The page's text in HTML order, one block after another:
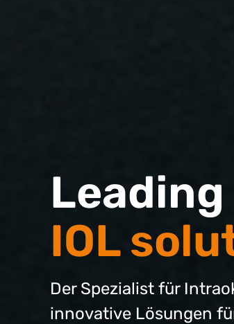
Leading
IOL
Der Spezialist für
innovative Lösungen